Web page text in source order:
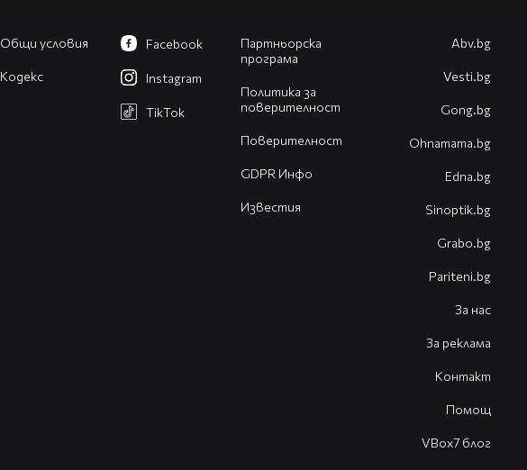
Общи условия
Кодекс
Партньорска
програма
Политика за
поверителност
Поверителност
GDPR Инфо
Известия
Facebook
Instagram
TikTok
Abv.bg
Vesti.bg
Gong.bg
Оhnamama.bg
Edna.bg
Sinoptik.bg
Grabo.bg
Pariteni.bg
За нас
За реклама
Контакт
Помощ
VBox7 блог